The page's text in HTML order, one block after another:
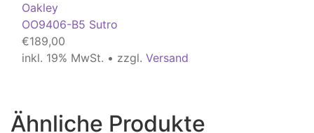
Oakley
OO9406-B5 Sutro
€189,00
inkl. 19% MwSt. • zzgl. Versand
Ähnliche Produkte